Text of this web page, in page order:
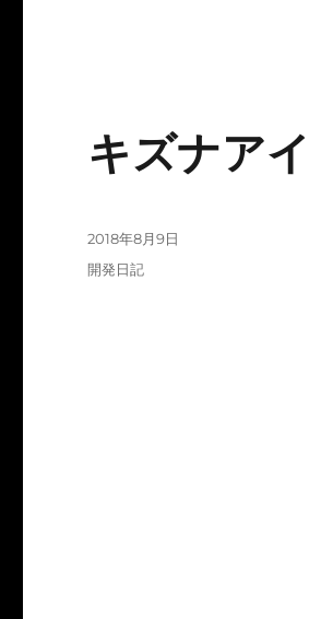
キズナア
投
稿
2018年8月9日
カ
開発日記